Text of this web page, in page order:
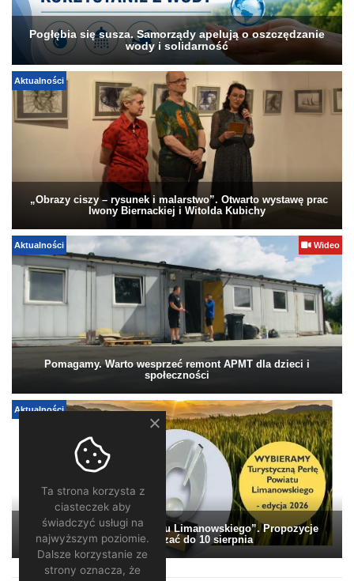
Pogłębia się susza. Samorządy apelują o oszczędzanie
wody i solidarność
Aktualności
„Obrazy ciszy – rysunek i malarstwo”. Otwarto wystawę prac
Iwony Biernackiej i Witolda Kubichy
Aktualności Wideo
Pomagamy. Warto wesprzeć remont APMT dla dzieci i
społeczności
Aktualności
„Turystyczna Perła Powiatu Limanowskiego”. Propozycje
można zgłaszać do 10 sierpnia
Ta strona korzysta z
ciasteczek aby
świadczyć usługi na
najwyższym poziomie.
Dalsze korzystanie ze
strony oznacza, że